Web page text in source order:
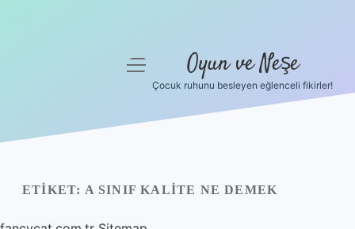
Yasal Uyarı
Hakkımızda
menüyü
Oyun ve Neşe
Çocuk ruhunu besleyen eğlenceli fikirler!
ETIKET: A SINIF KALITE NE DEMEK